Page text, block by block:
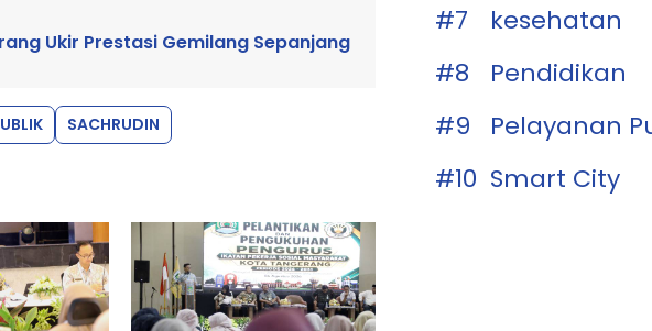
Ukir Prestasi Gemilang Sepanjang
SACHRUDIN
#7
kesehatan
#8
Pendidikan
#9
Pelayanan
#10 Smart City